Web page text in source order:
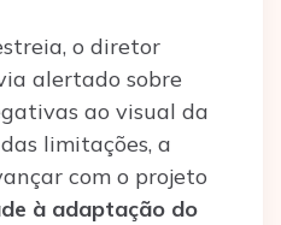
o diretor
alertado sobre
ao visual da
limitações, a
com o projeto
à adaptação do